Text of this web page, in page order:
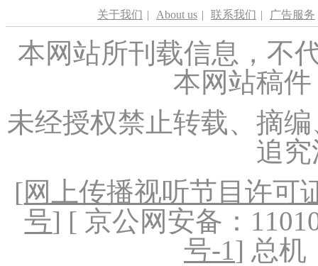
关于我们 | About us | 联系我们 | 广告服务
本网站所刊载信息，不
本网站稿
未经授权禁止转载、摘
追
[网上传播视听节目许可
号] [ 京公网安备：
号-1] 总机